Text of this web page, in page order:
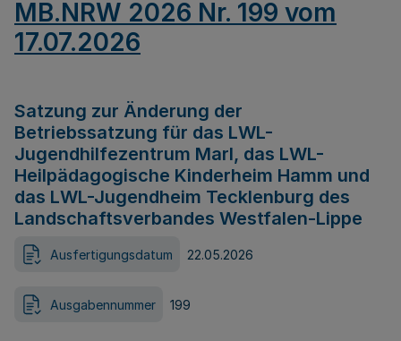
MB.NRW 2026 Nr. 199 vom
17.07.2026
Satzung zur Änderung der
Betriebssatzung für das LWL-
Jugendhilfezentrum Marl, das LWL-
Heilpädagogische Kinderheim Hamm und
das LWL-Jugendheim Tecklenburg des
Landschaftsverbandes Westfalen-Lippe
Ausfertigungsdatum 22.05.2026
Ausgabennummer 199